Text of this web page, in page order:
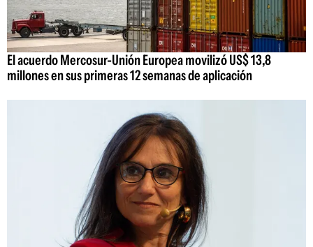
El acuerdo Mercosur-Unión Europea movilizó US$ 13,8
millones en sus primeras 12 semanas de aplicación